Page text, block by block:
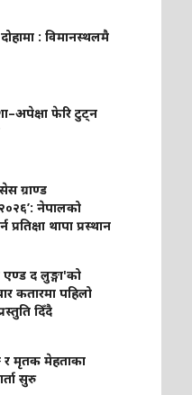
: विमानस्थलमै
फेरि टुट्न
ग्राण्ड
नेपालको
प्रतिक्षा थापा प्रस्थान
एण्ड द लुङ्गा'को
कतारमा पहिलो
दिँदै
र मृतक मेहताका
सुरु